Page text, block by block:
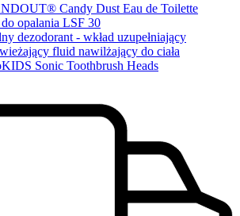
Candy Dust Eau de Toilette
opalania LSF 30
dezodorant - wkład uzupełniający
fluid nawilżający do ciała
Sonic Toothbrush Heads